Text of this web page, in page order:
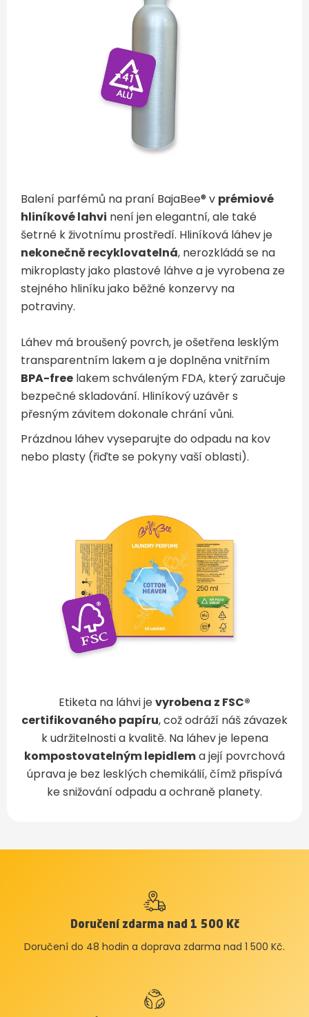
Balení parfémů na praní BajaBee® v prémiové
hliníkové lahvi není jen elegantní, ale také
šetrné k životnímu prostředí. Hliníková láhev je
nekonečně recyklovatelná, nerozkládá se na
mikroplasty jako plastové láhve a je vyrobena ze
stejného hliníku jako běžné konzervy na
potraviny.
Láhev má broušený povrch, je ošetřena lesklým
transparentním lakem a je doplněna vnitřním
BPA-free lakem schváleným FDA, který zaručuje
bezpečné skladování. Hliníkový uzávěr s
přesným závitem dokonale chrání vůni.
Prázdnou láhev vyseparujte do odpadu na kov
nebo plasty (řiďte se pokyny vaší oblasti).
Etiketa na láhvi jevyrobena z FSC®
certifikovaného papíru, což odráží náš závazek
k udržitelnosti a kvalitě. Na láhev je lepena
kompostovatelným lepidlema její povrchová
úprava je bez lesklých chemikálií, čímž přispívá
ke snižování odpadu a ochraně planety.
Doručení zdarma nad 1 500 Kč
Doručení do 48 hodin a doprava zdarma nad 1 500 Kč.